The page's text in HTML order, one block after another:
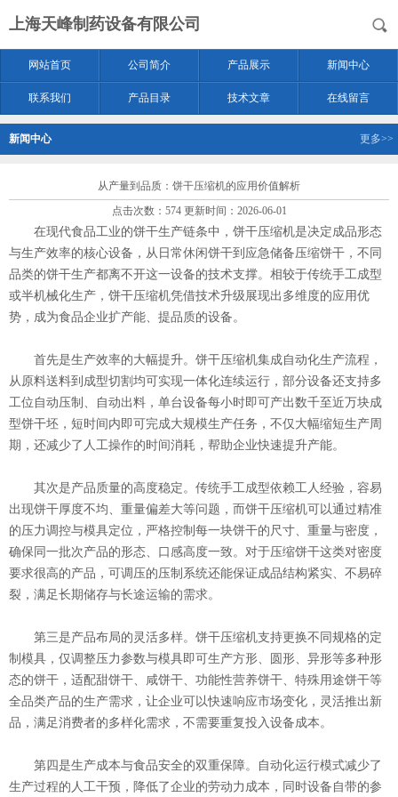
上海天峰制药设备有限公司
网站首页 公司简介 产品展示 新闻中心
联系我们 产品目录 技术文章 在线留言
新闻中心 更多>>
从产量到品质：饼干压缩机的应用价值解析
点击次数：574 更新时间：2026-06-01
在现代食品工业的饼干生产链条中，饼干压缩机是决定成品形态
与生产效率的核心设备，从日常休闲饼干到应急储备压缩饼干，不同
品类的饼干生产都离不开这一设备的技术支撑。相较于传统手工成型
或半机械化生产，饼干压缩机凭借技术升级展现出多维度的应用优
势，成为食品企业扩产能、提品质的设备。
首先是生产效率的大幅提升。饼干压缩机集成自动化生产流程，
从原料送料到成型切割均可实现一体化连续运行，部分设备还支持多
工位自动压制、自动出料，单台设备每小时即可产出数千至近万块成
型饼干坯，短时间内即可完成大规模生产任务，不仅大幅缩短生产周
期，还减少了人工操作的时间消耗，帮助企业快速提升产能。
其次是产品质量的高度稳定。传统手工成型依赖工人经验，容易
出现饼干厚度不均、重量偏差大等问题，而饼干压缩机可以通过精准
的压力调控与模具定位，严格控制每一块饼干的尺寸、重量与密度，
确保同一批次产品的形态、口感高度一致。对于压缩饼干这类对密度
要求很高的产品，可调压的压制系统还能保证成品结构紧实、不易碎
裂，满足长期储存与长途运输的需求。
第三是产品布局的灵活多样。饼干压缩机支持更换不同规格的定
制模具，仅调整压力参数与模具即可生产方形、圆形、异形等多种形
态的饼干，适配甜饼干、咸饼干、功能性营养饼干、特殊用途饼干等
全品类产品的生产需求，让企业可以快速响应市场变化，灵活推出新
品，满足消费者的多样化需求，不需要重复投入设备成本。
第四是生产成本与食品安全的双重保障。自动化运行模式减少了
生产过程的人工干预，降低了企业的劳动力成本，同时设备自带的参